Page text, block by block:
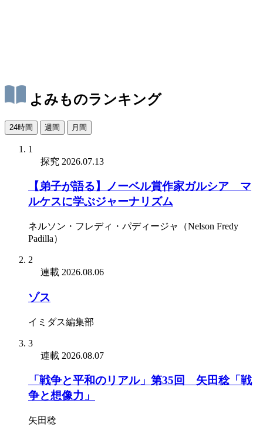
よみものランキング
24時間 週間 月間
1
探究 2026.07.13
【弟子が語る】ノーベル賞作家ガルシア゠マ
ルケスに学ぶジャーナリズム
ネルソン・フレディ・パディージャ（Nelson Fredy
Padilla）
2
連載 2026.08.06
ゾス
イミダス編集部
3
連載 2026.08.07
「戦争と平和のリアル」第35回 矢田稔「戦
争と想像力」
矢田稔